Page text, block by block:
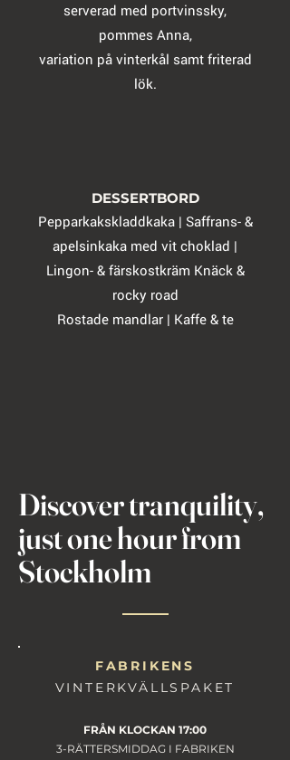
serverad med portvinssky,
pommes Anna,
variation på vinterkål samt friterad
lök.
DESSERTBORD
Pepparkakskladdkaka | Saffrans- &
apelsinkaka med vit choklad |
Lingon- & färskostkräm Knäck &
rocky road
Rostade mandlar | Kaffe & te
Discover tranquility,
just one hour from
Stockholm
FABRIKENS
VINTERKVÄLLSPAKET
FRÅN KLOCKAN 17:00
3-RÄTTERSMIDDAG I FABRIKEN